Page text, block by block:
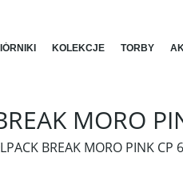
KOLEKCJE TORBY
MORO
BREAK MORO PINK CP